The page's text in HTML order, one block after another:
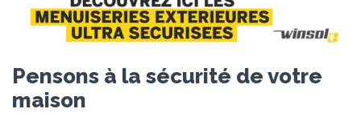
Pensons à la sécurité de votre
maison